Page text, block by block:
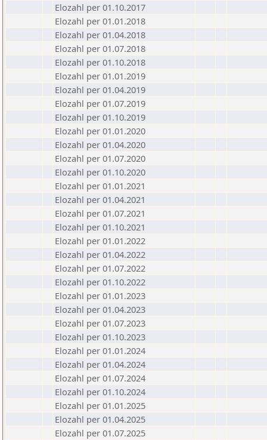
Elozahl per 01.10.2017
Elozahl per 01.01.2018
Elozahl per 01.04.2018
Elozahl per 01.07.2018
Elozahl per 01.10.2018
Elozahl per 01.01.2019
Elozahl per 01.04.2019
Elozahl per 01.07.2019
Elozahl per 01.10.2019
Elozahl per 01.01.2020
Elozahl per 01.04.2020
Elozahl per 01.07.2020
Elozahl per 01.10.2020
Elozahl per 01.01.2021
Elozahl per 01.04.2021
Elozahl per 01.07.2021
Elozahl per 01.10.2021
Elozahl per 01.01.2022
Elozahl per 01.04.2022
Elozahl per 01.07.2022
Elozahl per 01.10.2022
Elozahl per 01.01.2023
Elozahl per 01.04.2023
Elozahl per 01.07.2023
Elozahl per 01.10.2023
Elozahl per 01.01.2024
Elozahl per 01.04.2024
Elozahl per 01.07.2024
Elozahl per 01.10.2024
Elozahl per 01.01.2025
Elozahl per 01.04.2025
Elozahl per 01.07.2025